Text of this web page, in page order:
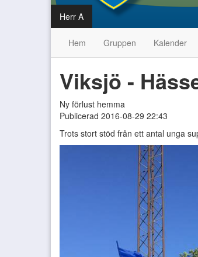
Herr A
Hem Gruppen Kalender
Viksjö -
Ny förlust hemma
Publicerad 2016-08-29 22:43
Trots stort stöd från ett antal unga